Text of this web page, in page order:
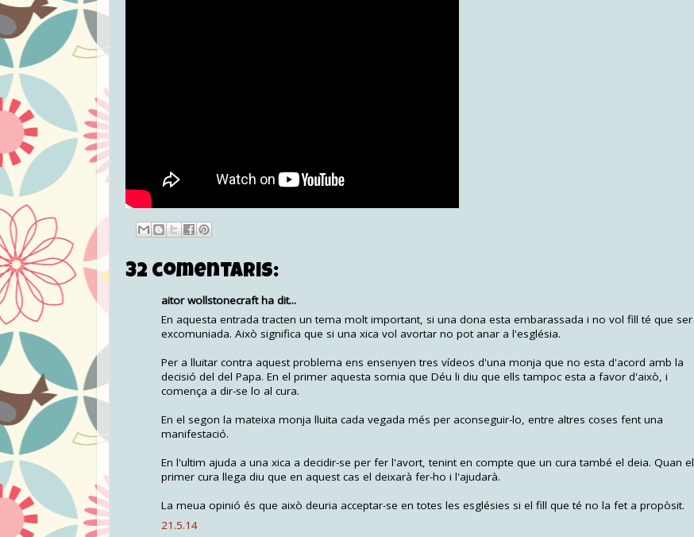
32 comentaris:
aitor wollstonecraft ha dit...
En aquesta entrada tracten un tema molt important, si una dona esta embarassada i no vol fill té que ser
excomuniada. Això significa que si una xica vol avortar no pot anar a l'església.
Per a lluitar contra aquest problema ens ensenyen tres vídeos d'una monja que no esta d'acord amb la
decisió del del Papa. En el primer aquesta somia que Déu li diu que ells tampoc esta a favor d'això, i
comença a dir-se lo al cura.
En el segon la mateixa monja lluita cada vegada més per aconseguir-lo, entre altres coses fent una
manifestació.
En l'ultim ajuda a una xica a decidir-se per fer l'avort, tenint en compte que un cura també el deia. Quan el
primer cura llega diu que en aquest cas el deixarà fer-ho i l'ajudarà.
La meua opinió és que això deuria acceptar-se en totes les esglésies si el fill que té no la fet a propòsit.
21.5.14